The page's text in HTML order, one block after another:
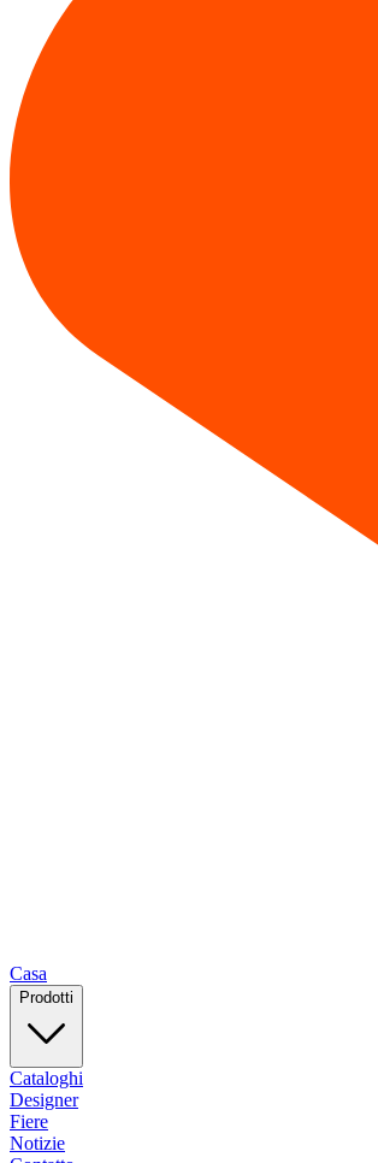
Casa
Prodotti
Cataloghi
Designer
Fiere
Notizie